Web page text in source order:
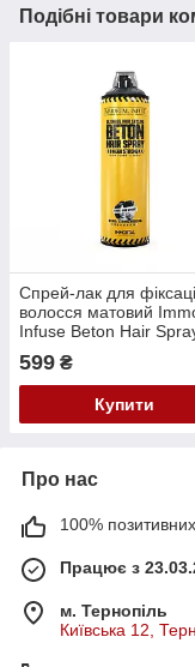
Подібні товари
Спрей-лак для
волосся матовий
Infuse Beton Hair
Full Matte 500 ml INF-
599 ₴
Купити
Про нас
100% позитивних
Працює з
м. Тернопіль
Київська 12,